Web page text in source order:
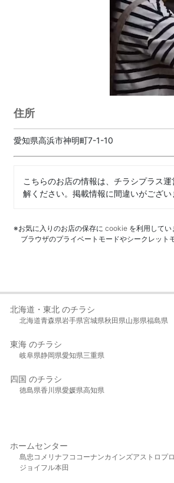
住所
愛知県高浜市神明町7-1-10
こちらのお店の情報は、チラシプラス
解ください。掲載情報に間違いがござい
※お気に入りのお店の保存に cookie を利用してい
ブラウザのプライベートモードやシークレット
北海道・東北 のチラシ
北海道青森県岩手県宮城県秋田県山形県福島県
東海 のチラシ
岐阜県静岡県愛知県三重県
四国 のチラシ
徳島県香川県愛媛県高知県
ホームセンター
島忠 コメリ ナフコ コーナンカインズアストロプ
ジョイフル本田